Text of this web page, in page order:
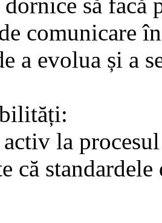
comunicare
a evolua și a
la
că